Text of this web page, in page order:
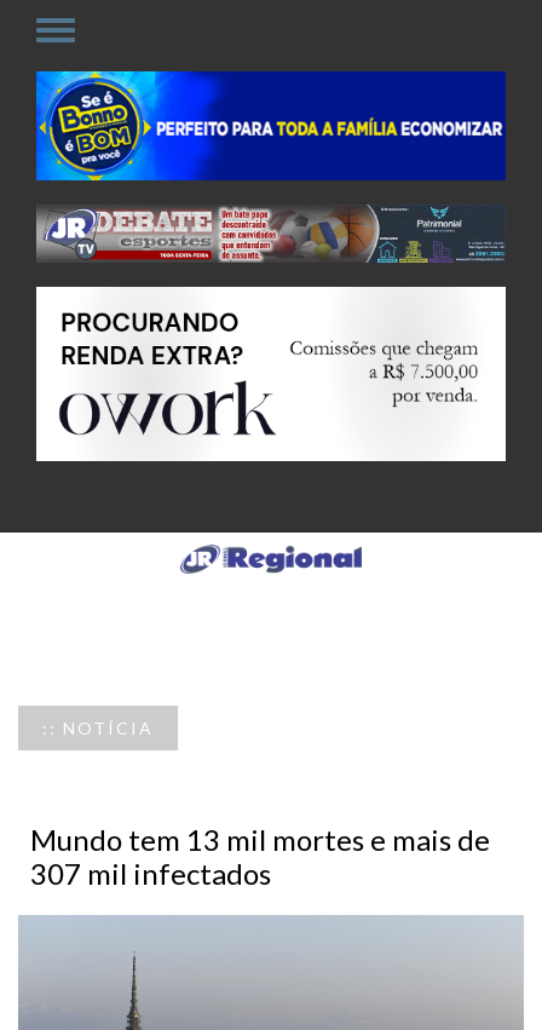
:: NOTÍCIA
Mundo tem 13 mil mortes e mais de
307 mil infectados